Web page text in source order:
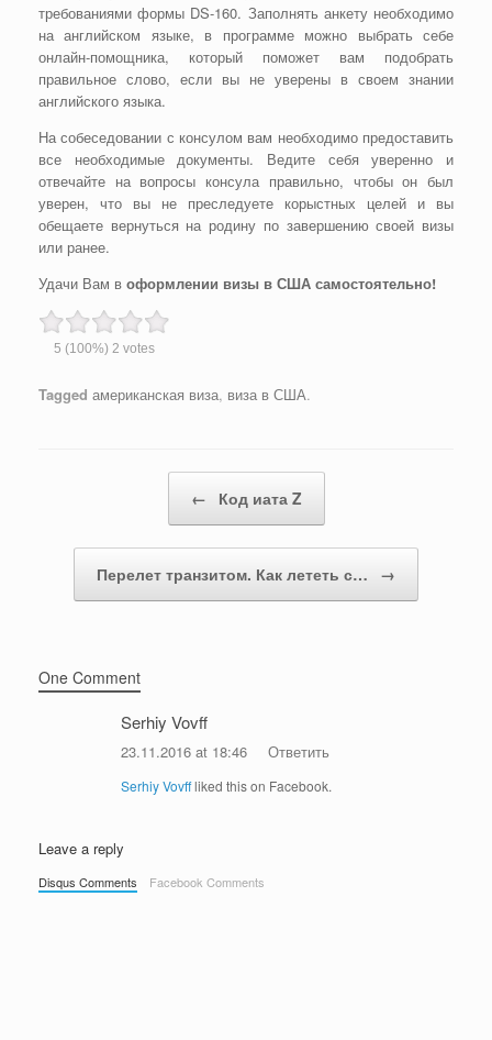
требованиями формы DS-160. Заполнять анкету необходимо
на английском языке, в программе можно выбрать себе
онлайн-помощника, который поможет вам подобрать
правильное слово, если вы не уверены в своем знании
английского языка.
На собеседовании с консулом вам необходимо предоставить
все необходимые документы. Ведите себя уверенно и
отвечайте на вопросы консула правильно, чтобы он был
уверен, что вы не преследуете корыстных целей и вы
обещаете вернуться на родину по завершению своей визы
или ранее.
Удачи Вам в оформлении визы в США самостоятельно!
5 (100%) 2 votes
Tagged американская виза, виза в США.
← Код иата Z
Перелет транзитом. Как лететь с… →
One Comment
Serhiy Vovff
23.11.2016 at 18:46 Ответить
Serhiy Vovffliked this on Facebook.
Leave a reply
Disqus Comments Facebook Comments